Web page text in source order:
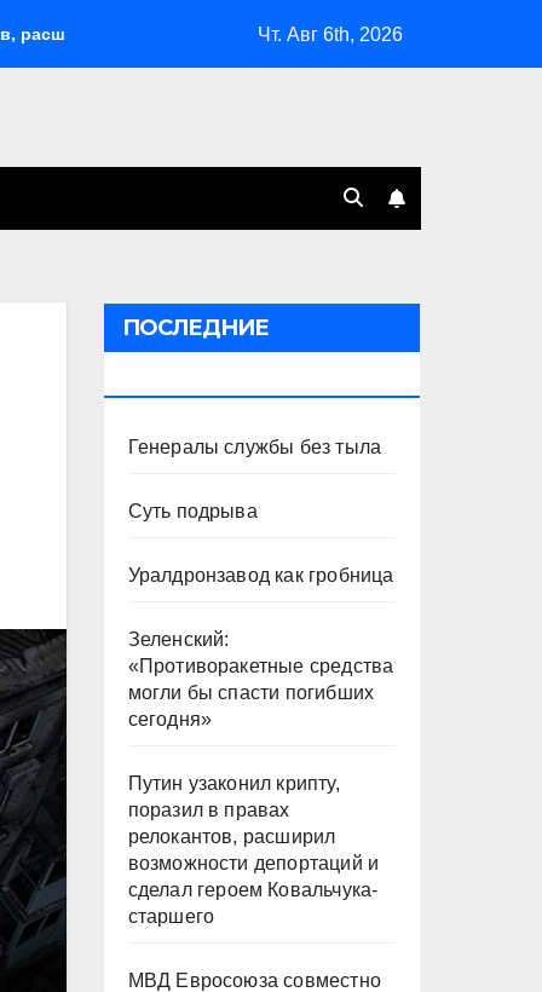
возможности депортаций и сделал героем Ковальчука-
Чт. Авг 6th, 2026
ПОСЛЕДНИЕ
Генералы службы без тыла
Суть подрыва
Уралдронзавод как гробница
Зеленский:
«Противоракетные средства
могли бы спасти погибших
сегодня»
Путин узаконил крипту,
поразил в правах
релокантов, расширил
возможности депортаций и
сделал героем Ковальчука-
старшего
МВД Евросоюза совместно